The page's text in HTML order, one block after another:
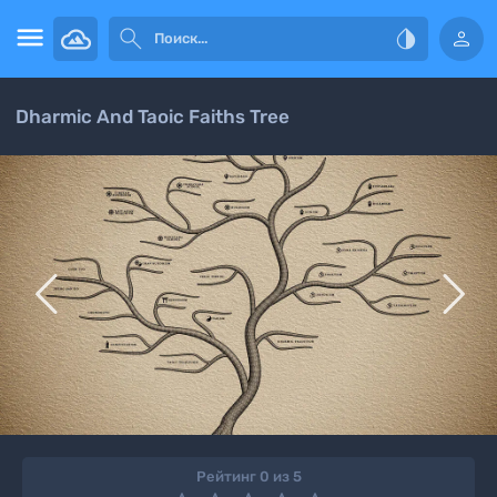
   
Dharmic And Taoic Faiths Tree
 
Рейтинг 0 из 5